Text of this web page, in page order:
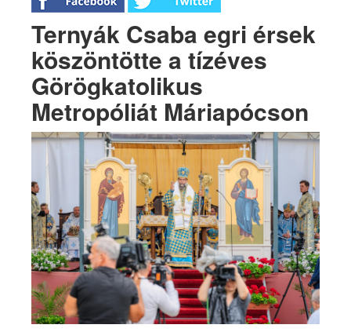
Ternyák Csaba egri érsek
köszöntötte a tízéves
Görögkatolikus
Metropóliát Máriapócson